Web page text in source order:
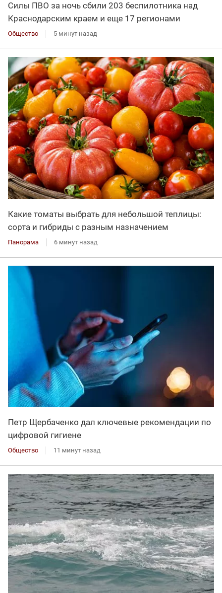
Силы ПВО за ночь сбили 203 беспилотника над
Краснодарским краем и еще 17 регионами
Общество 5 минут назад
Какие томаты выбрать для небольшой теплицы:
сорта и гибриды с разным назначением
Панорама 6 минут назад
Петр Щербаченко дал ключевые рекомендации по
цифровой гигиене
Общество 11 минут назад